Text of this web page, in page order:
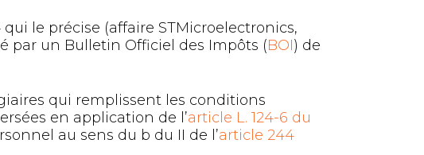
le précise (affaire STMicroelectronics,
par un Bulletin Officiel des Impôts (BOI) de
qui remplissent les conditions
en application de l’article L. 124-6 du
au sens du b du II de l’article 244